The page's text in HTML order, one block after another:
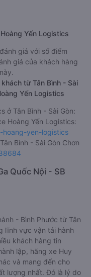
Yến Logistics
giá với số điểm
giá của khách hàng
từ Tân Bình - Sài
Yến Logistics
ở Tân Bình - Sài Gòn:
Hoàng Yến Logistics:
yen-logistics
Bình - Sài Gòn Chơn
Quốc Nội - SB
- Bình Phước từ Tân
lĩnh vực vận tải hành
khách hàng tin
lập, hãng xe Huy
và mang đến cho
lượng nhất. Đó là lý do